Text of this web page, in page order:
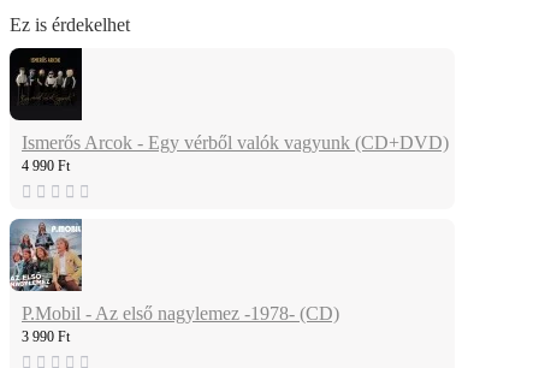
Ez is érdekelhet
Ismerős Arcok - Egy vérből valók vagyunk (CD+DVD)
4 990 Ft
P.Mobil - Az első nagylemez -1978- (CD)
3 990 Ft